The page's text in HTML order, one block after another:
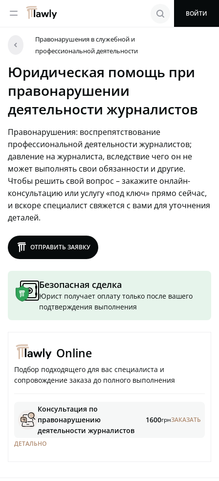
menu search ВОЙТИ
arrowleft
Правонарушения в служебной и
профессиональной деятельности
Юридическая помощь при
правонарушении
деятельности журналистов
Правонарушения: воспрепятствование
профессиональной деятельности журналистов;
давление на журналиста, вследствие чего он не
может выполнять свои обязанности и другие.
Чтобы решить свой вопрос – закажите онлайн-
консультацию или услугу «под ключ» прямо сейчас,
и вскоре специалист свяжется с вами для уточнения
деталей.
lawly ОТПРАВИТЬ ЗАЯВКУ
Безопасная сделка
Юрист получает оплату только после вашего
подтверждения выполнения
Online
Подбор подходящего для вас специалиста и
сопровождение заказа до полного выполнения
Консультация по
правонарушению
деятельности журналистов
1600грнЗАКАЗАТЬ
ДЕТАЛЬНО